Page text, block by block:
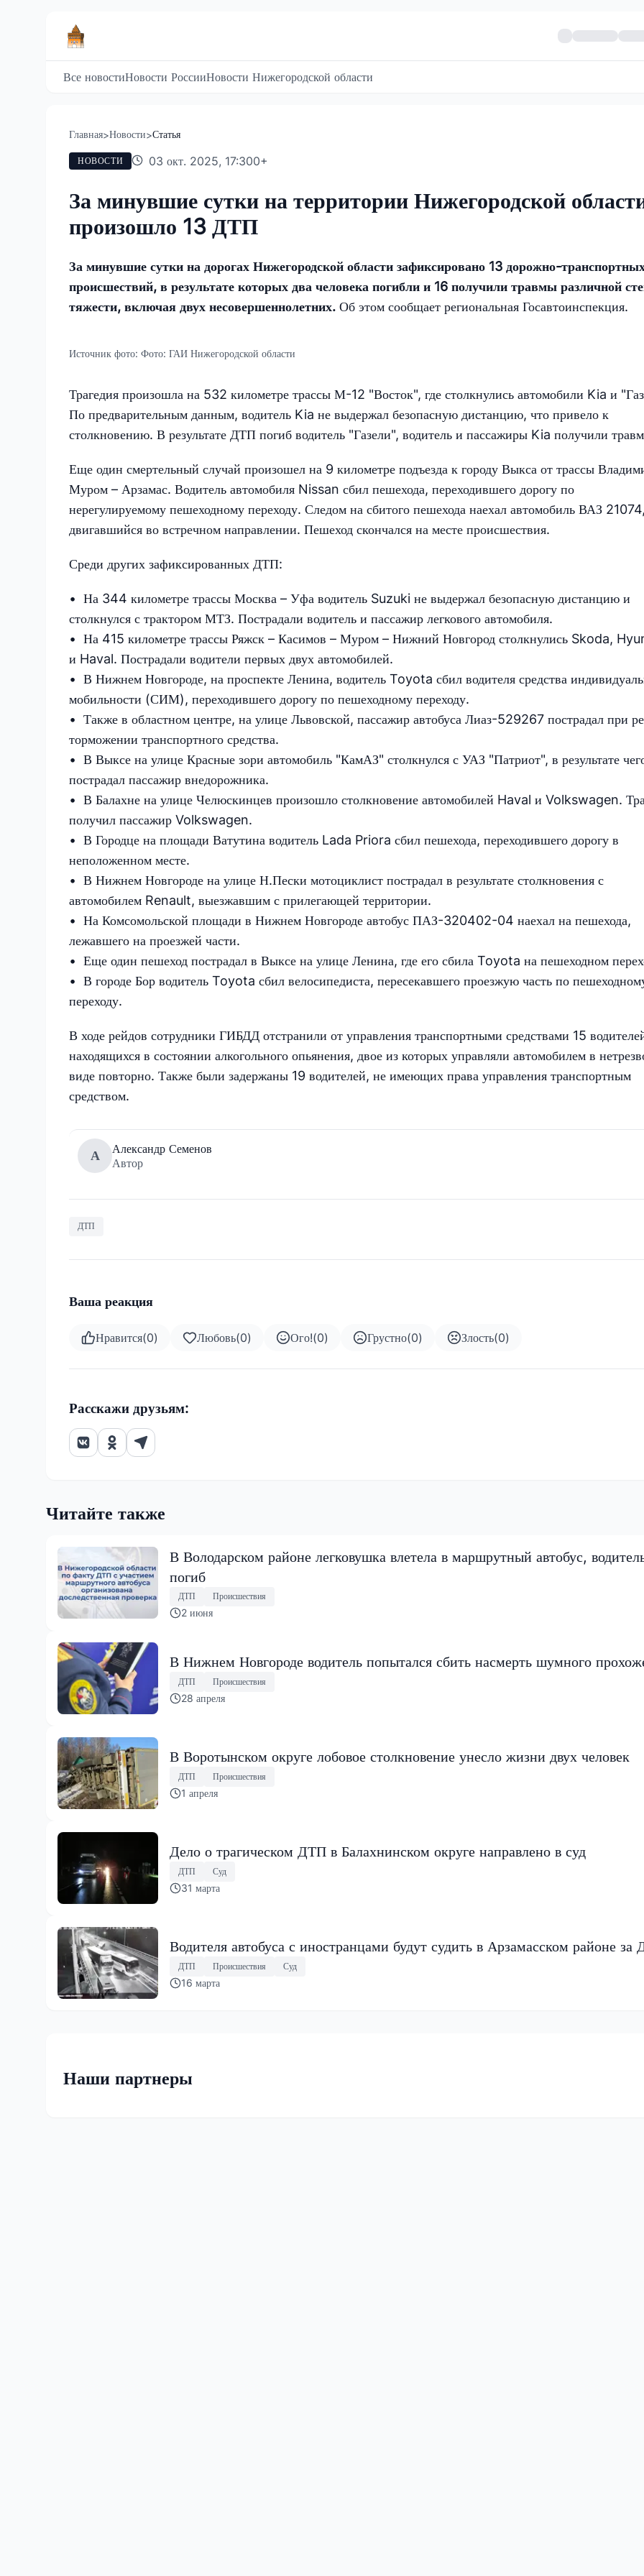
Все новостиНовости РоссииНовости Нижегородской области
Главная>Новости>Статья
НОВОСТИ 03 окт. 2025, 17:300+
За минувшие сутки на территории Нижегородской
произошло 13 ДТП
За минувшие сутки на дорогах Нижегородской области зафиксировано 13 дорожно-
происшествий, в результате которых два человека погибли и 16 получили травмы различной
тяжести, включая двух несовершеннолетних. Об этом сообщает региональная Госавтоинспекция.
Источник фото: Фото: ГАИ Нижегородской области
Трагедия произошла на 532 километре трассы М-12 "Восток", где столкнулись автомобили Kia и
По предварительным данным, водитель Kia не выдержал безопасную дистанцию, что привело к
столкновению. В результате ДТП погиб водитель "Газели", водитель и пассажиры Kia получили
Еще один смертельный случай произошел на 9 километре подъезда к городу Выкса от трассы
Муром – Арзамас. Водитель автомобиля Nissan сбил пешехода, переходившего дорогу по
нерегулируемому пешеходному переходу. Следом на сбитого пешехода наехал автомобиль ВАЗ
двигавшийся во встречном направлении. Пешеход скончался на месте происшествия.
Среди других зафиксированных ДТП:
• На 344 километре трассы Москва – Уфа водитель Suzuki не выдержал безопасную дистанцию и
столкнулся с трактором МТЗ. Пострадали водитель и пассажир легкового автомобиля.
• На 415 километре трассы Ряжск – Касимов – Муром – Нижний Новгород столкнулись Skoda,
и Haval. Пострадали водители первых двух автомобилей.
• В Нижнем Новгороде, на проспекте Ленина, водитель Toyota сбил водителя средства
мобильности (СИМ), переходившего дорогу по пешеходному переходу.
• Также в областном центре, на улице Львовской, пассажир автобуса Лиаз-529267 пострадал при
торможении транспортного средства.
• В Выксе на улице Красные зори автомобиль "КамАЗ" столкнулся с УАЗ "Патриот", в результате
пострадал пассажир внедорожника.
• В Балахне на улице Челюскинцев произошло столкновение автомобилей Haval и Volkswagen.
получил пассажир Volkswagen.
• В Городце на площади Ватутина водитель Lada Priora сбил пешехода, переходившего дорогу в
неположенном месте.
• В Нижнем Новгороде на улице Н.Пески мотоциклист пострадал в результате столкновения с
автомобилем Renault, выезжавшим с прилегающей территории.
• На Комсомольской площади в Нижнем Новгороде автобус ПАЗ-320402-04 наехал на пешехода,
лежавшего на проезжей части.
• Еще один пешеход пострадал в Выксе на улице Ленина, где его сбила Toyota на пешеходном
• В городе Бор водитель Toyota сбил велосипедиста, пересекавшего проезжую часть по
переходу.
В ходе рейдов сотрудники ГИБДД отстранили от управления транспортными средствами 15
находящихся в состоянии алкогольного опьянения, двое из которых управляли автомобилем в
виде повторно. Также были задержаны 19 водителей, не имеющих права управления транспортным
средством.
А
Александр Семенов
Автор
ДТП
Ваша реакция
Нравится(0) Любовь(0) Ого!(0) Грустно(0) Злость(0)
Расскажи друзьям:
Читайте также
В Володарском районе легковушка влетела в маршрутный автобус,
погиб
ДТП Происшествия
2 июня
В Нижнем Новгороде водитель попытался сбить насмерть шумного
ДТП Происшествия
28 апреля
В Воротынском округе лобовое столкновение унесло жизни двух человек
ДТП Происшествия
1 апреля
Дело о трагическом ДТП в Балахнинском округе направлено в суд
ДТП Суд
31 марта
Водителя автобуса с иностранцами будут судить в Арзамасском районе за
ДТП Происшествия Суд
16 марта
Наши партнеры